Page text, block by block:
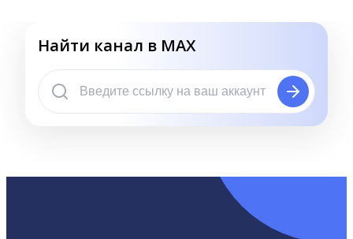
Найти канал в MAX